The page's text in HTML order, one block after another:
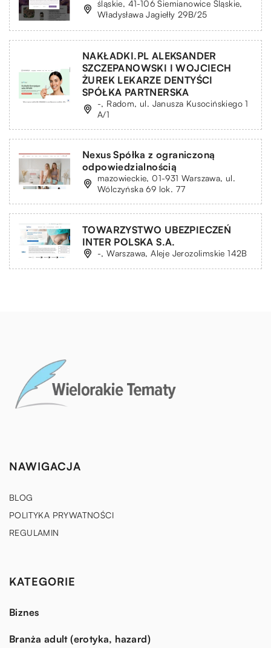
śląskie, 41-106 Siemianowice Śląskie,
Władysława Jagiełły 29B/25
NAKŁADKI.PL ALEKSANDER
SZCZEPANOWSKI I WOJCIECH
ŻUREK LEKARZE DENTYŚCI
SPÓŁKA PARTNERSKA
-, Radom, ul. Janusza Kusocińskiego 1
A/1
Nexus Spółka z ograniczoną
odpowiedzialnością
mazowieckie, 01-931 Warszawa, ul.
Wólczyńska 69 lok. 77
TOWARZYSTWO UBEZPIECZEŃ
INTER POLSKA S.A.
-, Warszawa, Aleje Jerozolimskie 142B
NAWIGACJA
BLOG
POLITYKA PRYWATNOŚCI
REGULAMIN
KATEGORIE
Biznes
Branża adult (erotyka, hazard)